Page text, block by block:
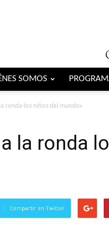
SOMOS
ronda los niños del mundo»
la ronda
Compartir en Twitter